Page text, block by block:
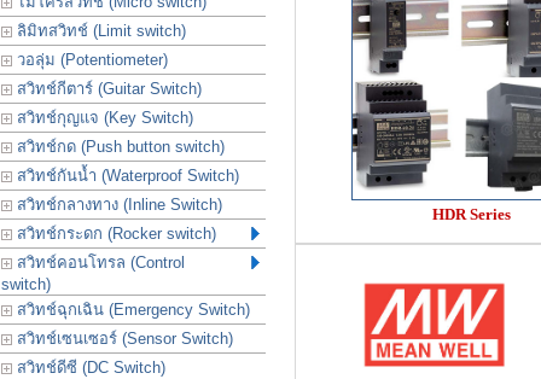
ลิมิทสวิทช์ (Limit switch)
วอลุ่ม (Potentiometer)
สวิทช์กีตาร์ (Guitar Switch)
สวิทช์กุญแจ (Key Switch)
สวิทช์กด (Push button switch)
สวิทช์กันน้ำ (Waterproof Switch)
สวิทช์กลางทาง (Inline Switch)
สวิทช์กระดก (Rocker switch)
สวิทช์คอนโทรล (Control
switch)
สวิทช์ฉุกเฉิน (Emergency Switch)
สวิทช์เซนเซอร์ (Sensor Switch)
สวิทช์ดีซี (DC Switch)
HDR Series